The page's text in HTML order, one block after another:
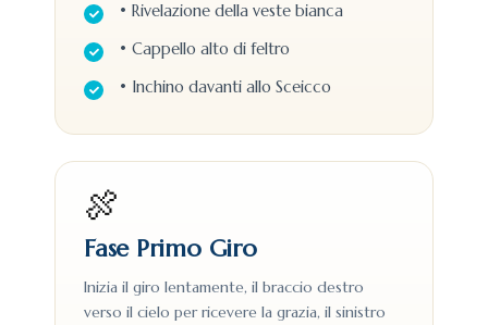
• Rivelazione della veste bianca
• Cappello alto di feltro
• Inchino davanti allo Sceicco
🍖
Fase Primo Giro
Inizia il giro lentamente, il braccio destro
verso il cielo per ricevere la grazia, il sinistro